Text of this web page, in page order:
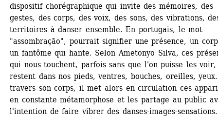
dispositif chorégraphique qui invite des mémoires, des
gestes, des corps, des voix, des sons, des vibrations,
territoires à danser ensemble. En portugais, le mot
"assombração", pourrait signifier une présence, un
un fantôme qui hante. Selon Ametonyo Silva, ces
qui nous touchent, parfois sans que l'on puisse les voir,
restent dans nos pieds, ventres, bouches, oreilles,
travers son corps, il met alors en circulation ces
en constante métamorphose et les partage au public
l'intention de faire vibrer des danses-images-sensations.